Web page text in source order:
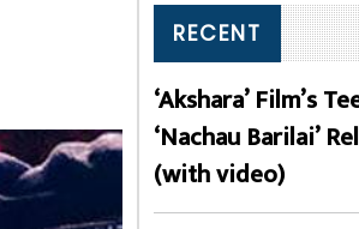
RECENT
‘Akshara’ Film’s
‘Nachau Barilai’
(with video)